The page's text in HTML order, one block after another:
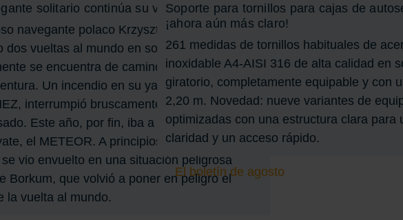
10 % de
de
de
tubos,
solitario continúa su viaje
navegante polaco Krzysztof Baranowski ya
dos vueltas al mundo en solitario y
se encuentra de camino hacia su próxima
Un incendio en su yate original, el
interrumpió bruscamente su proyecto el
Este año, por fin, iba a zarpar en su
el METEOR. A principios de septiembre, el
vio envuelto en una situación peligrosa
Borkum, que volvió a poner en peligro el
la vuelta al mundo.
Soporte para tornillos para cajas de
¡ahora aún más claro!
261 medidas de tornillos habituales de
inoxidable A4-AISI 316 de alta calidad en
giratorio, completamente equipable y con
2,20 m. Novedad: nueve variantes de
optimizadas con una estructura clara para
claridad y un acceso rápido.
El boletín de agosto